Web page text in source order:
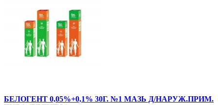
БЕЛОГЕНТ 0,05%+0,1% 30Г. №1 МАЗЬ Д/НАРУЖ.ПРИМ.